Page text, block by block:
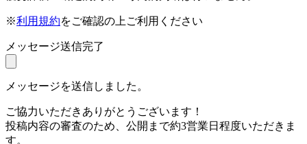
※利用規約をご確認の上ご利用ください
メッセージ送信完了
メッセージを送信しました。
ご協力いただきありがとうございます！
投稿内容の審査のため、公開まで約3営業日程度いただきま
す。